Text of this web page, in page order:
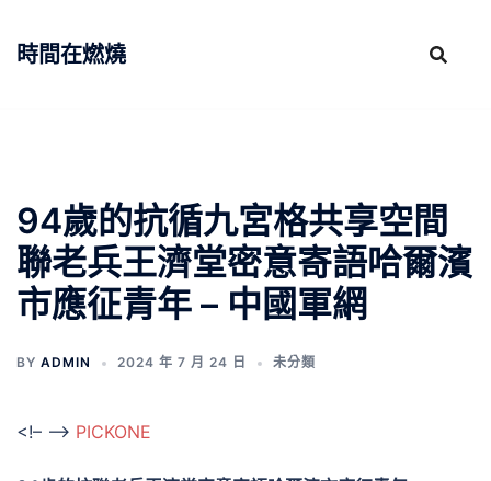
時間在燃燒
94歲的抗循九宮格共享空間
聯老兵王濟堂密意寄語哈爾濱
市應征青年 – 中國軍網
BY ADMIN 2024 年 7 月 24 日 未分類
<!– –> PICKONE